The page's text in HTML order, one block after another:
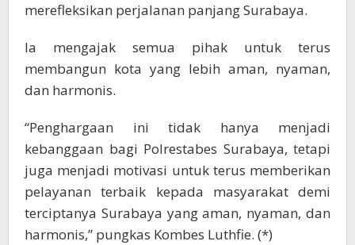
merefleksikan perjalanan panjang Surabaya.
Ia mengajak semua pihak untuk terus
membangun kota yang lebih aman, nyaman,
dan harmonis.
“Penghargaan ini tidak hanya menjadi
kebanggaan bagi Polrestabes Surabaya, tetapi
juga menjadi motivasi untuk terus memberikan
pelayanan terbaik kepada masyarakat demi
terciptanya Surabaya yang aman, nyaman, dan
harmonis,” pungkas Kombes Luthfie. (*)